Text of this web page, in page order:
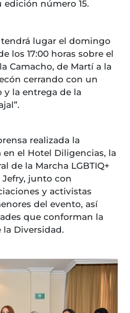
edición número 15.
lugar el domingo
los 17:00 horas sobre el
Camacho, de Martí a la
cerrando con un
y la entrega de la
realizada la
en el Hotel Diligencias, la
de la Marcha LGBTIQ+
Jefry, junto con
y activistas
del evento, así
que conforman la
la Diversidad.